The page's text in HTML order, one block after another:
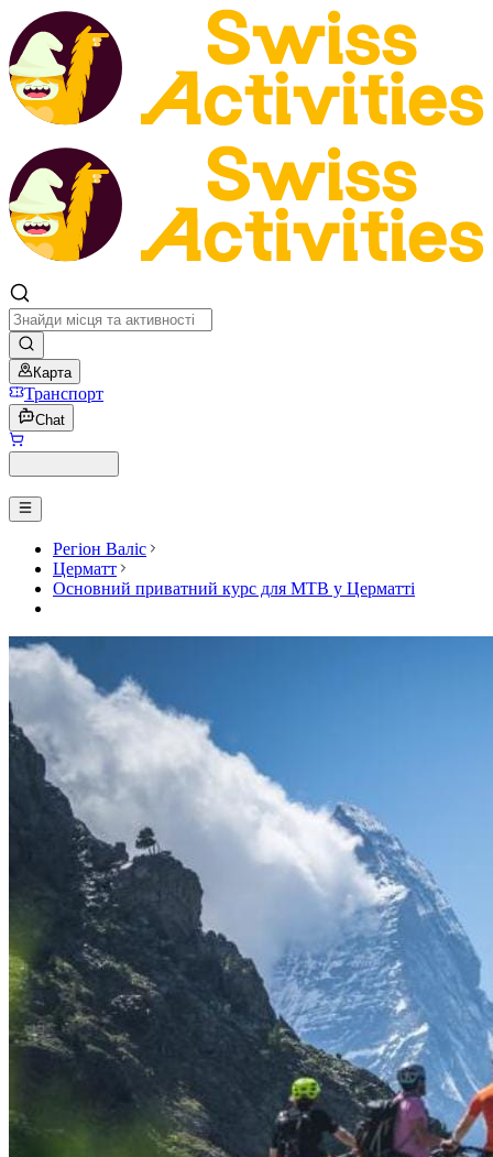
Карта
Транспорт
Chat
Регіон Валіс
Церматт
Основний приватний курс для MTB у Церматті